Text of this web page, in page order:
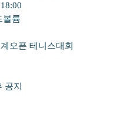
볼륨
오픈 테니스대회
지